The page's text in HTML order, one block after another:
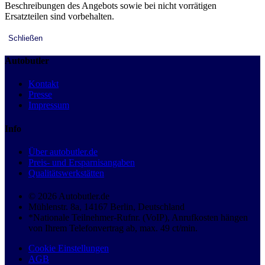
Beschreibungen des Angebots sowie bei nicht vorrätigen
Ersatzteilen sind vorbehalten.
Schließen
Autobutler
Kontakt
Presse
Impressum
Info
Über autobutler.de
Preis- und Ersparnisangaben
Qualitätswerkstätten
© 2026 Autobutler.de
Mühlenstr. 8a, 14167 Berlin, Deutschland
*Nationale Teilnehmer-Rufnr. (VoIP), Anrufkosten hängen
von Ihrem Telefonvertrag ab, max. 49 ct/min.
Cookie Einstellungen
AGB